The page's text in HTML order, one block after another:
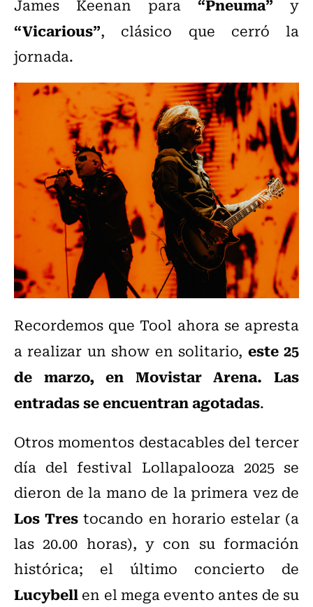
James Keenan para y
“Vicarious”, clásico que cerró la
jornada.
Recordemos que Tool ahora se apresta
a realizar un show en solitario, este 25
de marzo, en Movistar Arena. Las
entradas se encuentran agotadas.
Otros momentos destacables del tercer
día del festival Lollapalooza 2025 se
dieron de la mano de la primera vez de
Los Tres tocando en horario estelar (a
las 20.00 horas), y con su formación
histórica; el último concierto de
Lucybellen el mega evento antes de su